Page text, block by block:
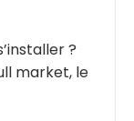
?
market, le